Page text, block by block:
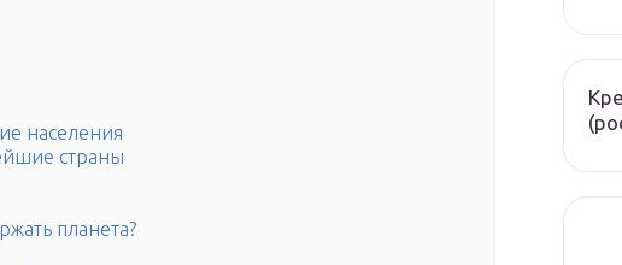
населения
страны
планета?